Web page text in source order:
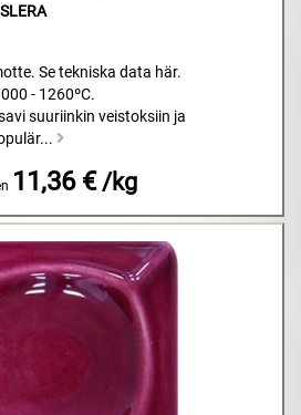
Se tekniska data här.
- 1260ºC.
suuriinkin veistoksiin ja
11,36 € /kg